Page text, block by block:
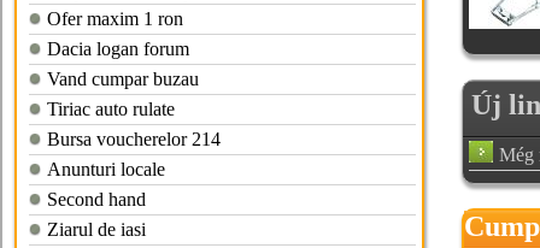
Ofer maxim 1 ron
Dacia logan forum
Vand cumpar buzau
Tiriac auto rulate
Bursa voucherelor 214
Anunturi locale
Second hand
Ziarul de iasi
Új
Még